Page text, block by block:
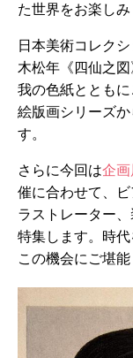
た世界をお楽しみ
日本美術コレク
木松年《四仙之
我の色紙ととも
絵版画シリーズ
す。
さらに今回は企
催に合わせて、
ラストレーター
特集します。時
この機会にご堪能